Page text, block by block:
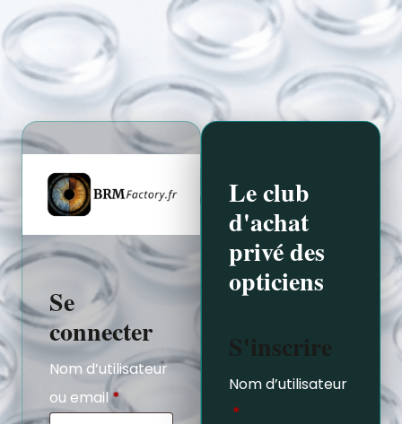
Se
connecter
Nom d’utilisateur
ou email*
Le club
d'achat
privé des
opticiens
S'inscrire
Nom d’utilisateur
*